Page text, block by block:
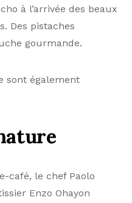
à l’arrivée des beaux
Des pistaches
gourmande.
sont également
café, le chef Paolo
Enzo Ohayon